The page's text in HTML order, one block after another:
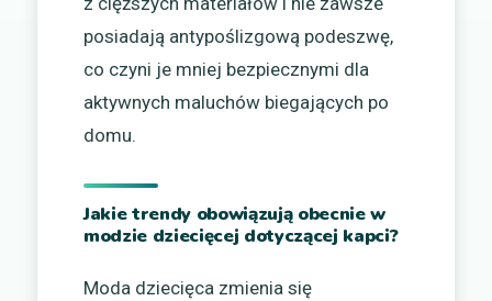
posiadają antypoślizgową podeszwę,
co czyni je mniej bezpiecznymi dla
aktywnych maluchów biegających po
domu.
Jakie trendy obowiązują obecnie w
modzie dziecięcej dotyczącej kapci?
Moda dziecięca zmienia się